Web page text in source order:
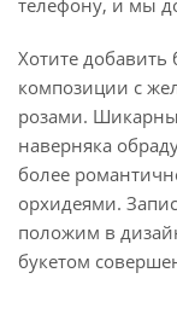
телефону, и мы
Хотите
композиции с
розами.
наверняка
более
орхидеями.
положим в
букетом